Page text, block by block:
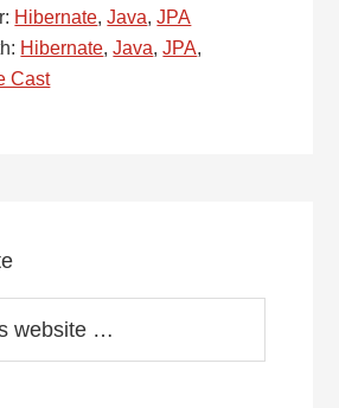
da
versão
Hibernate
Hibernate,Java,JPA
Hibernate,Java,JPA,
Cast